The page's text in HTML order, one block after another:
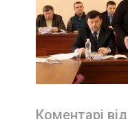
Коментарі